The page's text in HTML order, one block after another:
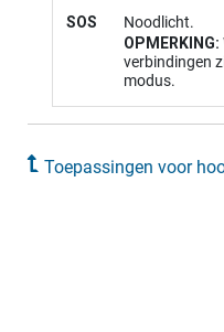
SOS
Noodlicht.
OPMERKING:
verbindingen
modus.
Toepassingen voor